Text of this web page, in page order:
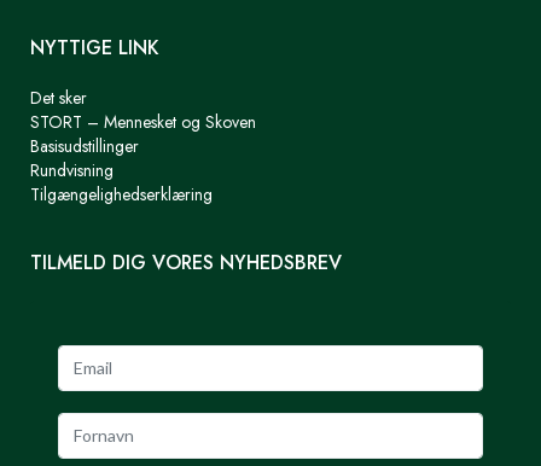
NYTTIGE LINK
Det sker
STORT – Mennesket og Skoven
Basisudstillinger
Rundvisning
Tilgængelighedserklæring
TILMELD DIG VORES NYHEDSBREV